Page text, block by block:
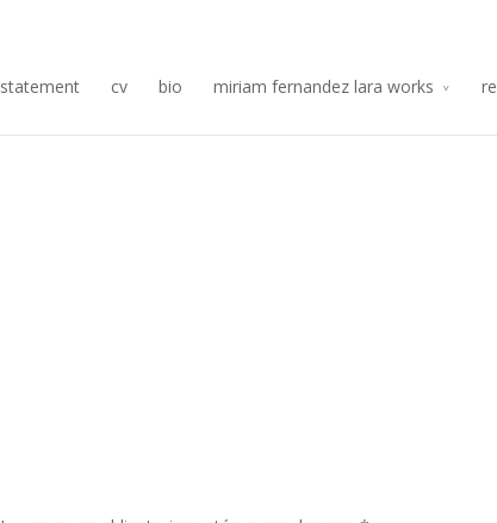
statement cv bio miriam fernandez lara works